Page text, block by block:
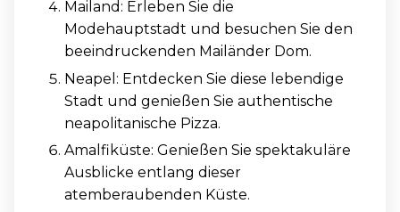
Mailand: Erleben Sie die
Modehauptstadt und besuchen Sie den
beeindruckenden Mailänder Dom.
Neapel: Entdecken Sie diese lebendige
Stadt und genießen Sie authentische
neapolitanische Pizza.
Amalfiküste: Genießen Sie spektakuläre
Ausblicke entlang dieser
atemberaubenden Küste.